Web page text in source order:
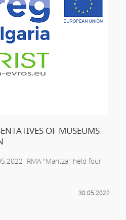
OF MUSEUMS
RMA "Maritza" held four
30.05.2022